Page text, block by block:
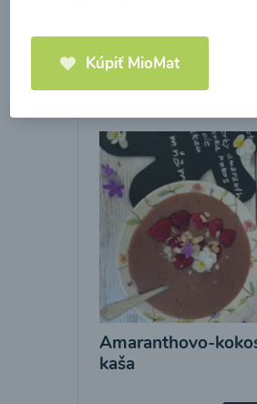
Kaše
Amaranthovo-
kaša
Kúpiť MioMat